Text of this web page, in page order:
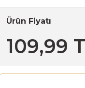
Ürün Fiyatı
109,99